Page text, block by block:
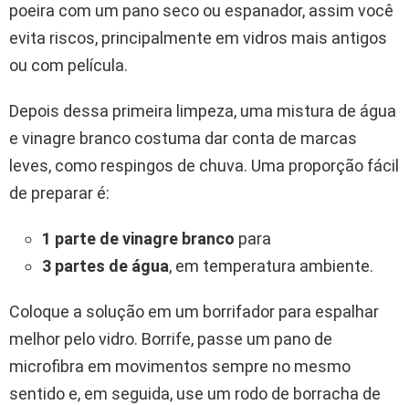
poeira com um pano seco ou espanador, assim você
evita riscos, principalmente em vidros mais antigos
ou com película.
Depois dessa primeira limpeza, uma mistura de água
e vinagre branco costuma dar conta de marcas
leves, como respingos de chuva. Uma proporção fácil
de preparar é:
1 parte de vinagre branco para
3 partes de água, em temperatura ambiente.
Coloque a solução em um borrifador para espalhar
melhor pelo vidro. Borrife, passe um pano de
microfibra em movimentos sempre no mesmo
sentido e, em seguida, use um rodo de borracha de